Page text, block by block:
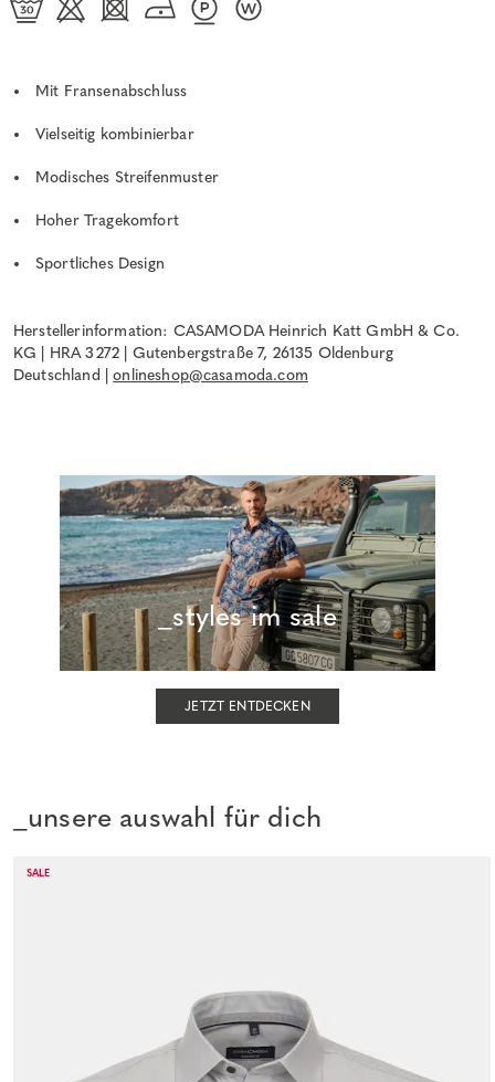
Mit Fransenabschluss
Vielseitig kombinierbar
Modisches Streifenmuster
Hoher Tragekomfort
Sportliches Design
Herstellerinformation: CASAMODA Heinrich Katt GmbH & Co.
KG | HRA 3272 | Gutenbergstraße 7, 26135 Oldenburg
Deutschland |onlineshop@casamoda.com
_styles im sale
JETZT ENTDECKEN
_unsere auswahl für dich
SALE